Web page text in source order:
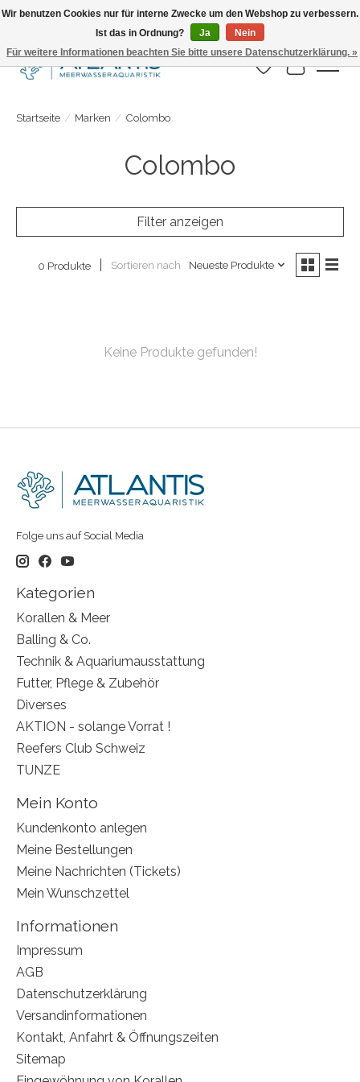
Täglicher Versand. Bestelle bis 15.00 Uhr
Wunschzettel
Ihr
Startseite / Marken / Colombo
Colombo
Filter anzeigen
0 Produkte Sortieren nach Neueste Produkte
Keine Produkte gefunden!
Folge uns auf Social Media
Kategorien
Korallen & Meer
Balling & Co.
Technik & Aquariumausstattung
Futter, Pflege & Zubehör
Diverses
AKTION - solange Vorrat !
Reefers Club Schweiz
TUNZE
Mein Konto
Kundenkonto anlegen
Meine Bestellungen
Meine Nachrichten (Tickets)
Mein Wunschzettel
Informationen
Impressum
AGB
Datenschutzerklärung
Versandinformationen
Kontakt, Anfahrt & Öffnungszeiten
Sitemap
Wir benutzen Cookies nur für interne Zwecke um den Webshop zu verbessern.
Ist das in Ordnung?
Ja
Nein
Für weitere Informationen beachten Sie bitte unsere Datenschutzerklärung. »